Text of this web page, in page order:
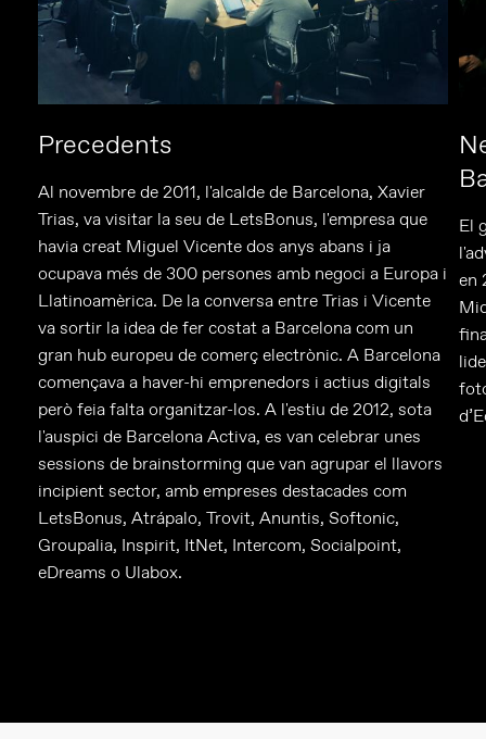
Precedents
Al novembre de 2011, l'alcalde de Barcelona, Xavier
Trias, va visitar la seu de LetsBonus, l'empresa que
havia creat Miguel Vicente dos anys abans i ja
ocupava més de 300 persones amb negoci a Europa i
Llatinoamèrica. De la conversa entre Trias i Vicente
va sortir la idea de fer costat a Barcelona com un
gran hub europeu de comerç electrònic. A Barcelona
començava a haver-hi emprenedors i actius digitals
però feia falta organitzar-los. A l'estiu de 2012, sota
l'auspici de Barcelona Activa, es van celebrar unes
sessions de brainstorming que van agrupar el llavors
incipient sector, amb empreses destacades com
LetsBonus, Atrápalo, Trovit, Anuntis, Softonic,
Groupalia, Inspirit, ItNet, Intercom, Socialpoint,
eDreams o Ulabox.
El
en